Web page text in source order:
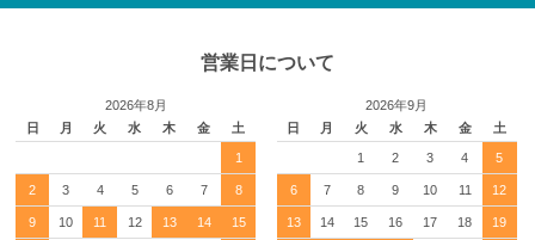
営業日について
2026年8月
日
月 火 水 木 金 土
1
2 3 4 5 6 7 8
9 10 11 12 13 14 15
2026年9月
日
月 火 水 木 金 土
1 2 3 4 5
6 7 8 9 10 11 12
13 14 15 16 17 18 19